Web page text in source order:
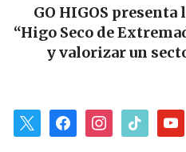
de Calidad
para diferenciar
en Europa
Las
facebookinstagram
tiktok